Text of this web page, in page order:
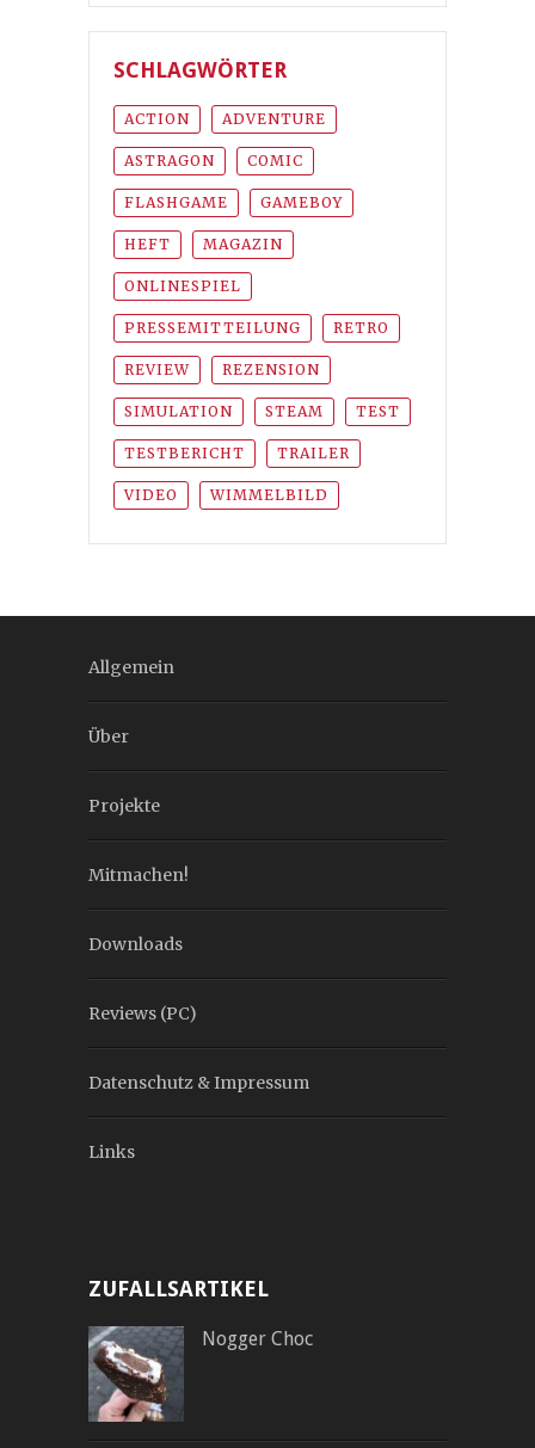
SCHLAGWÖRTER
ACTION ADVENTURE
ASTRAGON COMIC
FLASHGAME GAMEBOY
HEFT MAGAZIN
ONLINESPIEL
PRESSEMITTEILUNG RETRO
REVIEW REZENSION
SIMULATION STEAM TEST
TESTBERICHT TRAILER
VIDEO WIMMELBILD
Allgemein
Über
Projekte
Mitmachen!
Downloads
Reviews (PC)
Datenschutz & Impressum
Links
ZUFALLSARTIKEL
Nogger Choc